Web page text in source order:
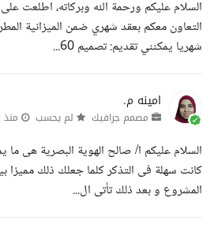
السلام عليكم ورحمة الله وبركاته، اطلعت
شهريا يمكنني تقديم: تصميم 60...
امينه م.
مصمم جرافيك لم يحسب
السلام عليكم ا/ صالح الهوية البصرية هى ما
كانت سهلة فى التذكر كلما جعلك ذلك مميزا
المشروع و بعد ذلك تأتى ال...